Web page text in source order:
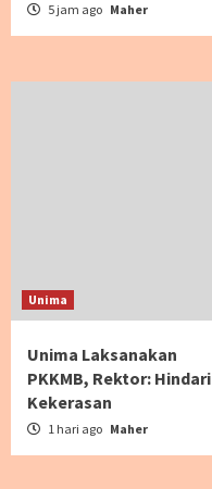
5 jam ago Maher
Unima
Unima Laksanakan
PKKMB, Rektor: Hindari
Kekerasan
1 hari ago Maher